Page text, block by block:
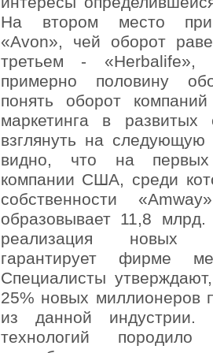
На втором место
«Avon», чей оборот
третьем - «Herbalife»,
примерно половину
понять оборот
маркетинга в развитых
взглянуть на следующую
видно, что на первых
компании США, среди
собственности
образовывает 11,8
реализация новых
гарантирует фирме
Специалисты
25% новых миллионеров
из данной индустрии.
технологий